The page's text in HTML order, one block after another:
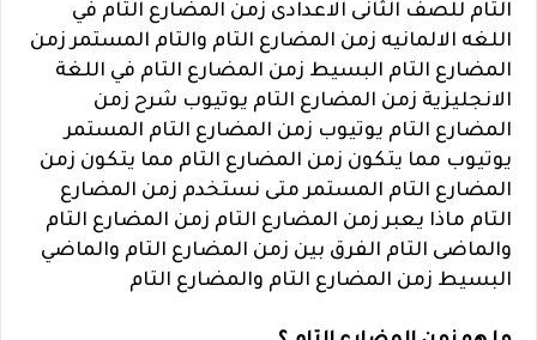
التام للصف الثانى الاعدادى زمن المضارع التام في
اللغه الالمانيه زمن المضارع التام والتام المستمر زمن
المضارع التام البسيط زمن المضارع التام في اللغة
الانجليزية زمن المضارع التام يوتيوب شرح زمن
المضارع التام يوتيوب زمن المضارع التام المستمر
يوتيوب مما يتكون زمن المضارع التام مما يتكون زمن
المضارع التام المستمر متى نستخدم زمن المضارع
التام ماذا يعبر زمن المضارع التام زمن المضارع التام
والماضى التام الفرق بين زمن المضارع التام والماضي
البسيط زمن المضارع التام والمضارع التام